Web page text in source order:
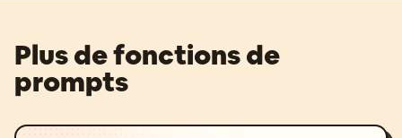
Plus de fonctions de
prompts